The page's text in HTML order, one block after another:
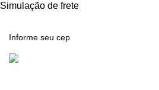
Simulação de frete